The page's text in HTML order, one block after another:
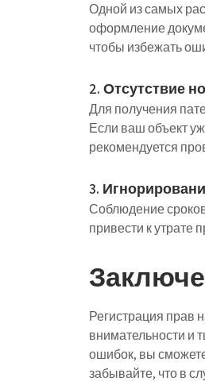
Одной из самых
оформление
чтобы избежать
2. Отсутствие
Для получения
Если ваш объект
рекомендуется
3.
Соблюдение
привести к утрате
Регистрация прав
внимательности и
ошибок, вы
забывайте, что в